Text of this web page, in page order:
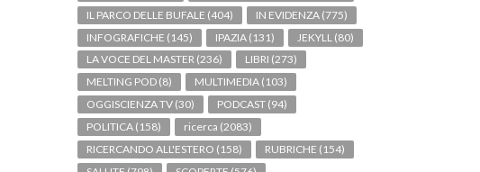
IL PARCO DELLE BUFALE (404) IN EVIDENZA (775)
INFOGRAFICHE (145) IPAZIA (131) JEKYLL (80)
LA VOCE DEL MASTER (236) LIBRI (273)
MELTING POD (8) MULTIMEDIA (103)
OGGISCIENZA TV (30) PODCAST (94)
POLITICA (158) ricerca (2083)
RICERCANDO ALL'ESTERO (158) RUBRICHE (154)